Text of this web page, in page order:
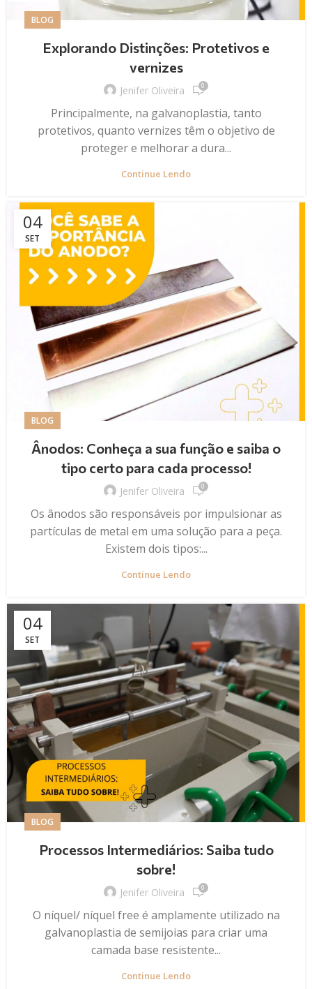
BLOG
Explorando Distinções: Protetivos e
vernizes
Jenifer Oliveira 0
Principalmente, na galvanoplastia, tanto
protetivos, quanto vernizes têm o objetivo de
proteger e melhorar a dura...
Continue Lendo
04
SET
BLOG
Ânodos: Conheça a sua função e saiba o
tipo certo para cada processo!
Jenifer Oliveira 0
Os ânodos são responsáveis por impulsionar as
partículas de metal em uma solução para a peça.
Existem dois tipos:...
Continue Lendo
04
SET
BLOG
Processos Intermediários: Saiba tudo
sobre!
Jenifer Oliveira 0
O níquel/ níquel free é amplamente utilizado na
galvanoplastia de semijoias para criar uma
camada base resistente...
Continue Lendo